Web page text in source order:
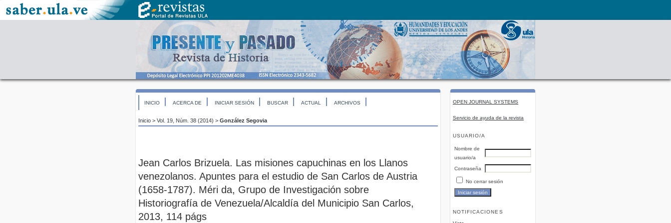
OPEN JOURNAL SYSTEMS
Servicio de ayuda de la revista
USUARIO/A
Nombre de
usuario/a
Contraseña
No cerrar sesión
NOTIFICACIONES
INICIO ACERCA DE INICIAR SESIÓN BUSCAR ACTUAL ARCHIVOS
Inicio > Vol. 19, Núm. 38 (2014) > González Segovia
Jean Carlos Brizuela. Las misiones capuchinas en los Llanos
venezolanos. Apuntes para el estudio de San Carlos de Austria
(1658-1787). Méri da, Grupo de Investigación sobre
Historiografía de Venezuela/Alcaldía del Municipio San Carlos,
2013, 114 págs